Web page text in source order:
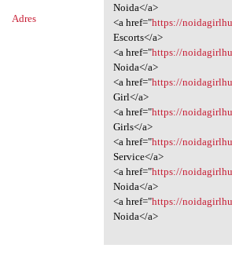
Adres
Noida</a>
<a href="https://
Escorts</a>
<a href="https://
Noida</a>
<a href="https://
Girl</a>
<a href="https://
Girls</a>
<a href="https://
Service</a>
<a href="https://
Noida</a>
<a href="https://
Noida</a>